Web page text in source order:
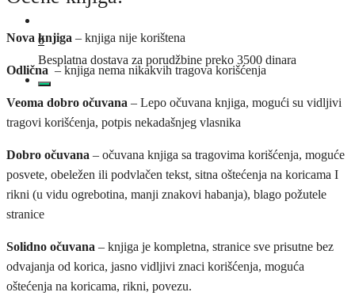
0
Besplatna dostava za porudžbine preko 3500 dinara
Nova knjiga – knjiga nije korištena
Odlična – knjiga nema nikakvih tragova korišćenja
Veoma dobro očuvana – Lepo očuvana knjiga, mogući su vidljivi
tragovi korišćenja, potpis nekadašnjeg vlasnika
Dobro očuvana – očuvana knjiga sa tragovima korišćenja, moguće
posvete, obeležen ili podvlačen tekst, sitna oštećenja na koricama I
rikni (u vidu ogrebotina, manji znakovi habanja), blago požutele
stranice
Solidno očuvana – knjiga je kompletna, stranice sve prisutne bez
odvajanja od korica, jasno vidljivi znaci korišćenja, moguća
oštećenja na koricama, rikni, povezu.